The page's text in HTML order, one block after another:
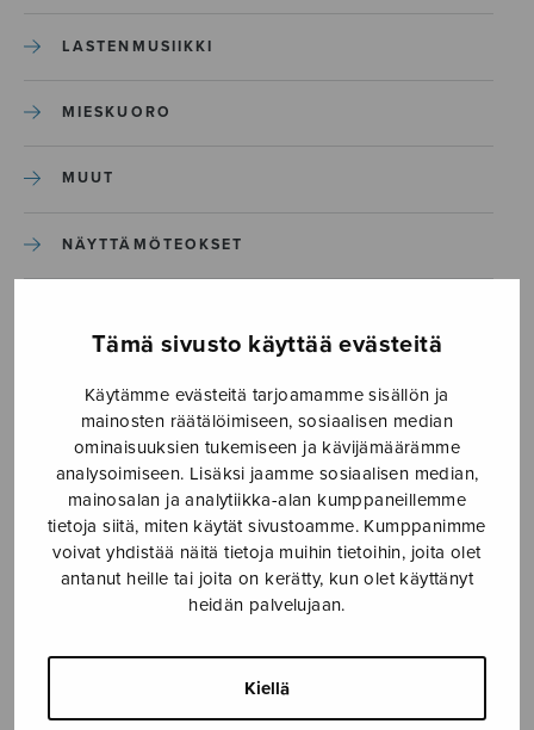
Tämä sivusto käyttää evästeitä
Käytämme evästeitä tarjoamamme sisällön ja
mainosten räätälöimiseen, sosiaalisen median
ominaisuuksien tukemiseen ja kävijämäärämme
analysoimiseen. Lisäksi jaamme sosiaalisen median,
mainosalan ja analytiikka-alan kumppaneillemme
tietoja siitä, miten käytät sivustoamme. Kumppanimme
voivat yhdistää näitä tietoja muihin tietoihin, joita olet
antanut heille tai joita on kerätty, kun olet käyttänyt
heidän palvelujaan.
Kiellä
LASTENMUSIIKKI
MIESKUORO
MUUT
NÄYTTÄMÖTEOKSET
SOITINMUSIIKKI
YKSINLAULU
YLEINEN
Sulasol nuottikauppa
Myymälä avoinna